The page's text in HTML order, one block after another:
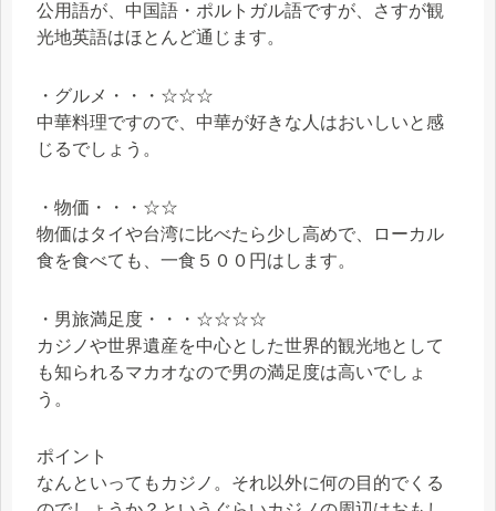
公用語が、中国語・ポルトガル語ですが、さすが観
光地英語はほとんど通じます。
・グルメ・・・☆☆☆
中華料理ですので、中華が好きな人はおいしいと感
じるでしょう。
・物価・・・☆☆
物価はタイや台湾に比べたら少し高めで、ローカル
食を食べても、一食５００円はします。
・男旅満足度・・・☆☆☆☆
カジノや世界遺産を中心とした世界的観光地として
も知られるマカオなので男の満足度は高いでしょ
う。
ポイント
なんといってもカジノ。それ以外に何の目的でくる